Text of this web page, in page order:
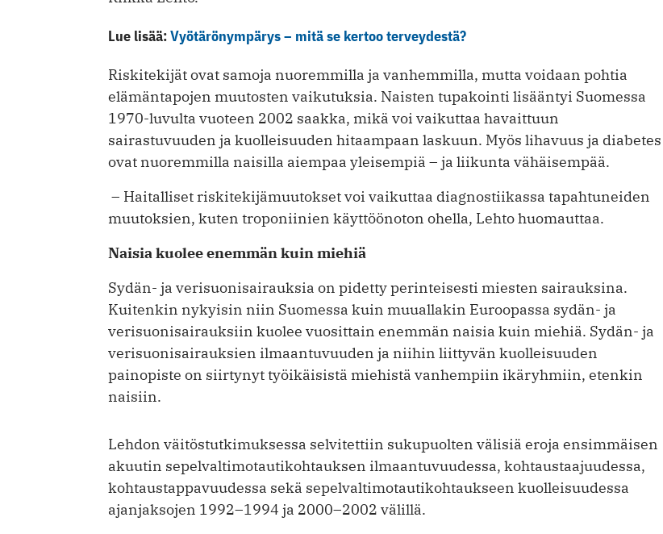
Lue lisää:Vyötärönympärys – mitä se kertoo terveydestä?
Riskitekijät ovat samoja nuoremmilla ja vanhemmilla, mutta voidaan pohtia
elämäntapojen muutosten vaikutuksia. Naisten tupakointi lisääntyi Suomessa
1970-luvulta vuoteen 2002 saakka, mikä voi vaikuttaa havaittuun
sairastuvuuden ja kuolleisuuden hitaampaan laskuun. Myös lihavuus ja diabetes
ovat nuoremmilla naisilla aiempaa yleisempiä – ja liikunta vähäisempää.
– Haitalliset riskitekijämuutokset voi vaikuttaa diagnostiikassa tapahtuneiden
muutoksien, kuten troponiinien käyttöönoton ohella, Lehto huomauttaa.
Naisia kuolee enemmän kuin miehiä
Sydän- ja verisuonisairauksia on pidetty perinteisesti miesten sairauksina.
Kuitenkin nykyisin niin Suomessa kuin muuallakin Euroopassa sydän- ja
verisuonisairauksiin kuolee vuosittain enemmän naisia kuin miehiä. Sydän- ja
verisuonisairauksien ilmaantuvuuden ja niihin liittyvän kuolleisuuden
painopiste on siirtynyt työikäisistä miehistä vanhempiin ikäryhmiin, etenkin
naisiin.
Lehdon väitöstutkimuksessa selvitettiin sukupuolten välisiä eroja ensimmäisen
akuutin sepelvaltimotautikohtauksen ilmaantuvuudessa, kohtaustaajuudessa,
kohtaustappavuudessa sekä sepelvaltimotautikohtaukseen kuolleisuudessa
ajanjaksojen 1992–1994 ja 2000–2002 välillä.